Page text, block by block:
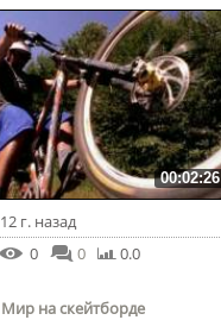
00:02:26
12 г. назад
0
0 0.0
Mир на скейтборде